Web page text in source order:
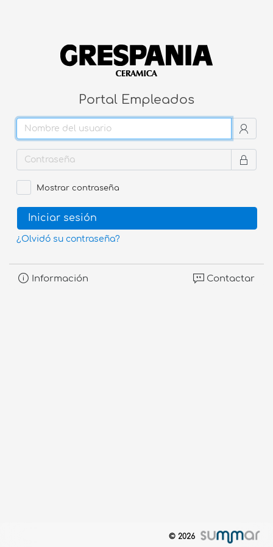
Portal Empleados
Mostrar contraseña
¿Olvidó su contraseña?
Información Contactar
© 2026